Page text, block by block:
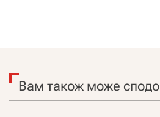
Вам також може